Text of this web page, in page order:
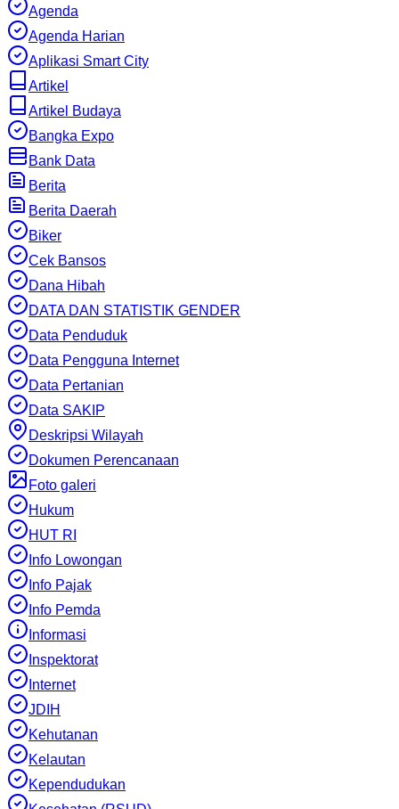
Agenda
Agenda Harian
Aplikasi Smart City
Artikel
Artikel Budaya
Bangka Expo
Bank Data
Berita
Berita Daerah
Biker
Cek Bansos
Dana Hibah
DATA DAN STATISTIK GENDER
Data Penduduk
Data Pengguna Internet
Data Pertanian
Data SAKIP
Deskripsi Wilayah
Dokumen Perencanaan
Foto galeri
Hukum
HUT RI
Info Lowongan
Info Pajak
Info Pemda
Informasi
Inspektorat
Internet
JDIH
Kehutanan
Kelautan
Kependudukan